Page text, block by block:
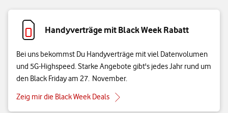
Handyverträge mit Black Week Rabatt
Bei uns bekommst Du Handyverträge mit viel Datenvolumen
und 5G-Highspeed. Starke Angebote gibt's jedes Jahr rund um
den Black Friday am 27. November.
Zeig mir die Black Week Deals